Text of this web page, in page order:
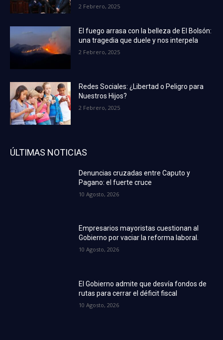
2 Febrero, 2025
El fuego arrasa con la belleza de El Bolsón:
una tragedia que duele y nos interpela
2 Febrero, 2025
Redes Sociales: ¿Libertad o Peligro para
Nuestros Hijos?
2 Febrero, 2025
ÚLTIMAS NOTICIAS
Denuncias cruzadas entre Caputo y
Pagano: el fuerte cruce
10 Agosto, 2026
Empresarios mayoristas cuestionan al
Gobierno por vaciar la reforma laboral.
10 Agosto, 2026
El Gobierno admite que desvía fondos de
rutas para cerrar el déficit fiscal
10 Agosto, 2026